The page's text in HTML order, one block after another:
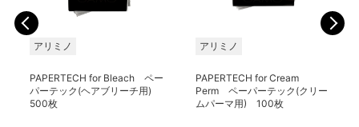
アリミノ
PAPERTECH for Bleach ペー
パーテック(ヘアブリーチ用)
500枚
アリミノ
PAPERTECH for Cream
Perm ペーパーテック(クリー
ムパーマ用) 100枚